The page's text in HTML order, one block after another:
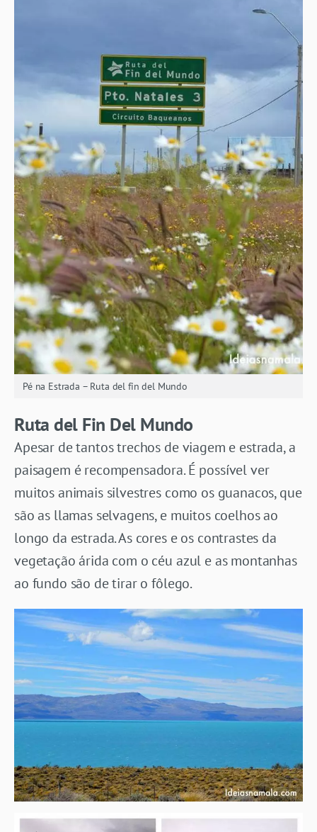
Pé na Estrada – Ruta del fin del Mundo
Ruta del Fin Del Mundo
Apesar de tantos trechos de viagem e estrada, a
paisagem é recompensadora. É possível ver
muitos animais silvestres como os guanacos, que
são as llamas selvagens, e muitos coelhos ao
longo da estrada. As cores e os contrastes da
vegetação árida com o céu azul e as montanhas
ao fundo são de tirar o fôlego.